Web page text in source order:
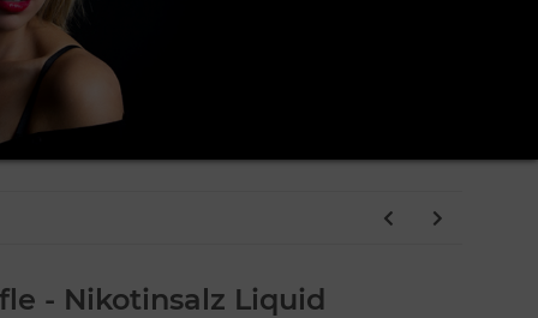
- Nikotinsalz Liquid